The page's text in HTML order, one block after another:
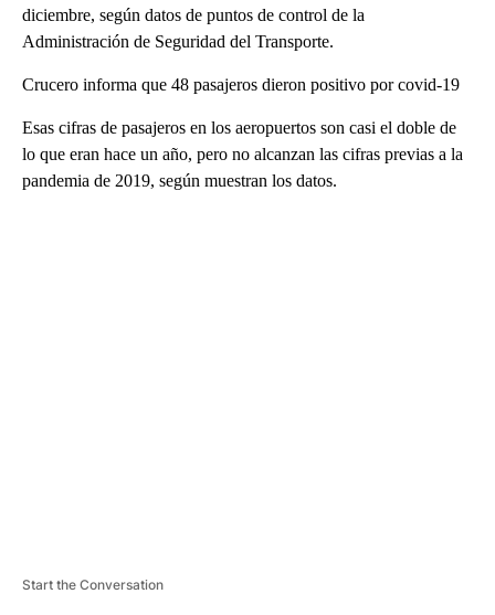
diciembre, según datos de puntos de control de la
Administración de Seguridad del Transporte.
Crucero informa que 48 pasajeros dieron positivo por covid-19
Esas cifras de pasajeros en los aeropuertos son casi el doble de
lo que eran hace un año, pero no alcanzan las cifras previas a la
pandemia de 2019, según muestran los datos.
Start the Conversation